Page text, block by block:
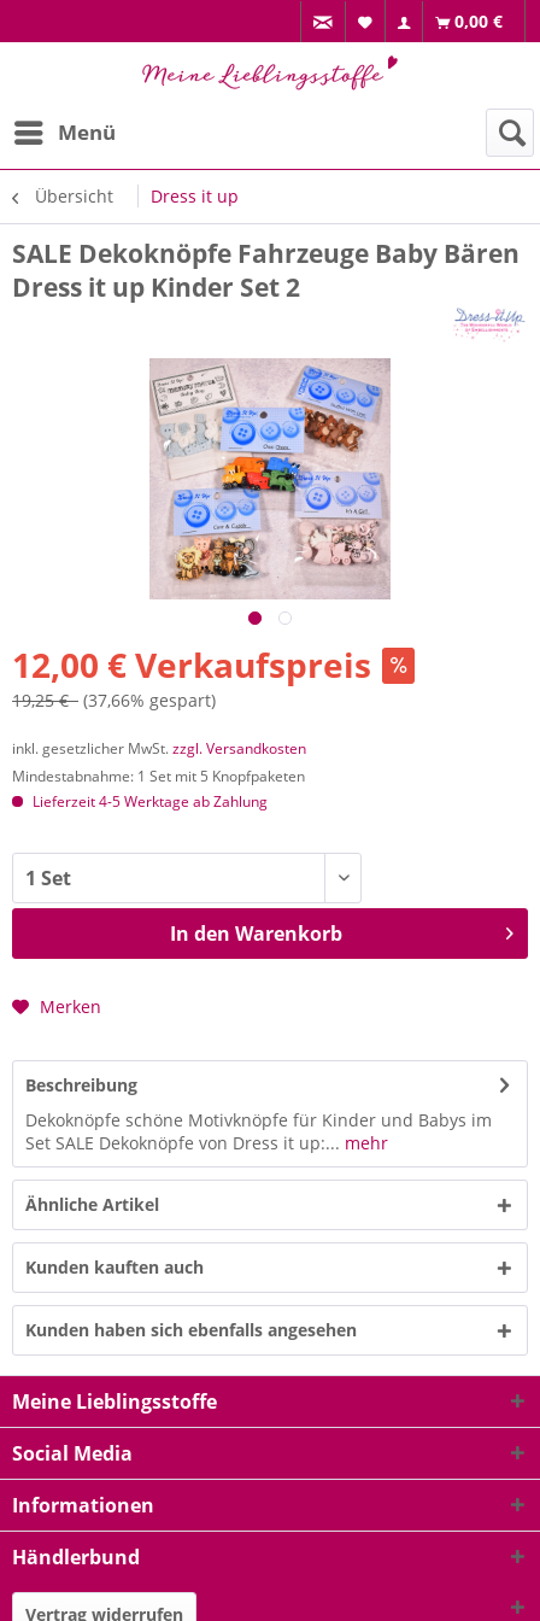
0,00 €
Menü
Übersicht Dress it up
SALE Dekoknöpfe Fahrzeuge Baby Bären
Dress it up Kinder Set 2
12,00 € Verkaufspreis
19,25 € (37,66% gespart)
inkl. gesetzlicher MwSt.zzgl. Versandkosten
Mindestabnahme: 1 Set mit 5 Knopfpaketen
Lieferzeit 4-5 Werktage ab Zahlung
In den Warenkorb
Merken
Beschreibung
Dekoknöpfe schöne Motivknöpfe für Kinder und Babys im
Set SALE Dekoknöpfe von Dress it up:... mehr
Ähnliche Artikel
Kunden kauften auch
Kunden haben sich ebenfalls angesehen
Meine Lieblingsstoffe
Social Media
Informationen
Händlerbund
Vertrag widerrufen